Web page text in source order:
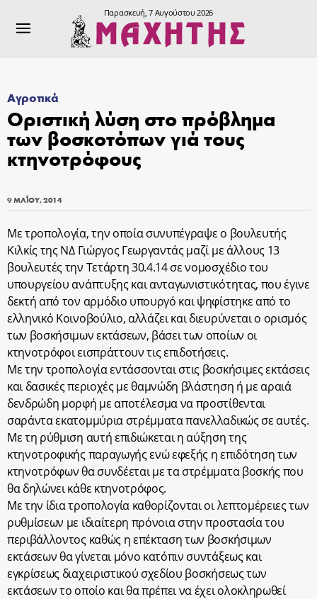
Παρασκευή, 7 Αυγούστου 2026
Αγροτικά
Οριστική λύση στο πρόβλημα
των βοσκοτόπων γιά τους
κτηνοτρόφους
9 ΜΑΪ́ΟΥ, 2014
Με τροπολογία, την οποία συνυπέγραψε ο βουλευτής
Κιλκίς της ΝΔ Γιώργος Γεωργαντάς μαζί με άλλους 13
βουλευτές την Τετάρτη 30.4.14 σε νομοσχέδιο του
υπουργείου ανάπτυξης και ανταγωνιστικότητας, που έγινε
δεκτή από τον αρμόδιο υπουργό και ψηφίστηκε από το
ελληνικό Κοινοβούλιο, αλλάζει και διευρύνεται ο ορισμός
των βοσκήσιμων εκτάσεων, βάσει των οποίων οι
κτηνοτρόφοι εισπράττουν τις επιδοτήσεις.
Με την τροπολογία εντάσσονται στις βοσκήσιμες εκτάσεις
και δασικές περιοχές με θαμνώδη βλάστηση ή με αραιά
δενδρώδη μορφή με αποτέλεσμα να προστίθενται
σαράντα εκατομμύρια στρέμματα πανελλαδικώς σε αυτές.
Με τη ρύθμιση αυτή επιδιώκεται η αύξηση της
κτηνοτροφικής παραγωγής ενώ εφεξής η επιδότηση των
κτηνοτρόφων θα συνδέεται με τα στρέμματα βοσκής που
θα δηλώνει κάθε κτηνοτρόφος.
Με την ίδια τροπολογία καθορίζονται οι λεπτομέρειες των
ρυθμίσεων με ιδιαίτερη πρόνοια στην προστασία του
περιβάλλοντος καθώς η επέκταση των βοσκήσιμων
εκτάσεων θα γίνεται μόνο κατόπιν συντάξεως και
εγκρίσεως διαχειριστικού σχεδίου βοσκήσεως των
εκτάσεων το οποίο και θα πρέπει να έχει ολοκληρωθεί